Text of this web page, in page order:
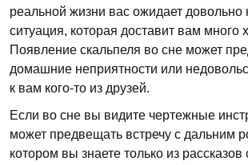
реальной жизни вас ожидает довольно
ситуация, которая доставит вам много
Появление скальпеля во сне может
домашние неприятности или
к вам кого-то из друзей.
Если во сне вы видите чертежные
может предвещать встречу с дальним
котором вы знаете только из